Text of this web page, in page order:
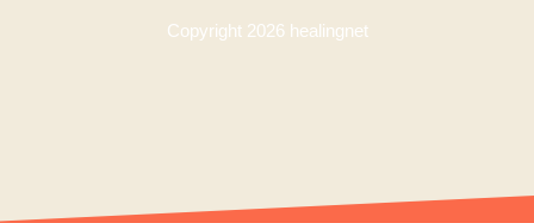
k
Copyright 2026 healingnet